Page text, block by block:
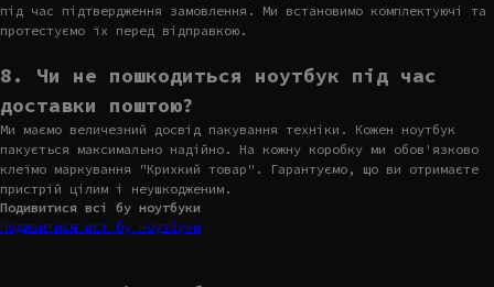
під час підтвердження замовлення. Ми встановимо комплектуючі та
протестуємо їх перед відправкою.
8. Чи не пошкодиться ноутбук під час
доставки поштою?
Ми маємо величезний досвід пакування техніки. Кожен ноутбук
пакується максимально надійно. На кожну коробку ми обов'язково
клеїмо маркування "Крихкий товар". Гарантуємо, що ви отримаєте
пристрій цілим і неушкодженим.
Подивитися всі бу ноутбуки
Подивитися всі бу ноутбуки